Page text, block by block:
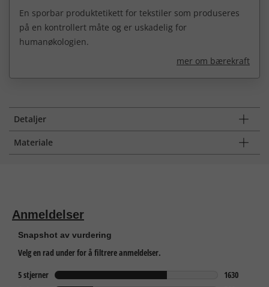
En sporbar produktetikett for tekstiler som produseres
på en kontrollert måte og er uskadelig for
humanøkologien.
mer om bærekraft
Detaljer
Materiale